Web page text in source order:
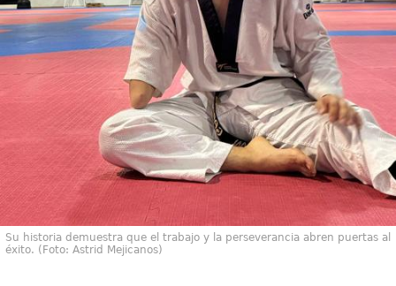
Su historia demuestra que el trabajo y la perseverancia abren puertas al
éxito. (Foto: Astrid Mejicanos)